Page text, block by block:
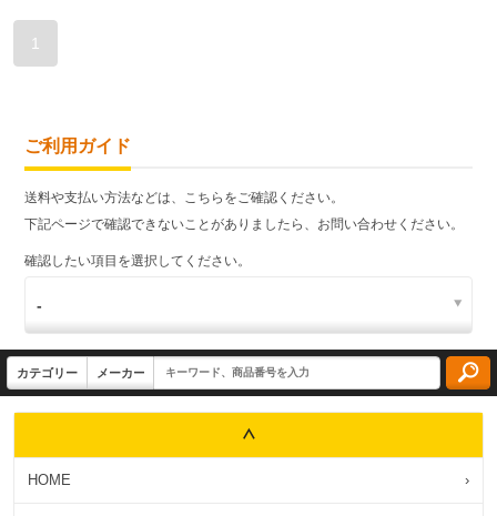
1
ご利用ガイド
送料や支払い方法などは、こちらをご確認ください。
下記ページで確認できないことがありましたら、お問い合わせください。
確認したい項目を選択してください。
HOME ›